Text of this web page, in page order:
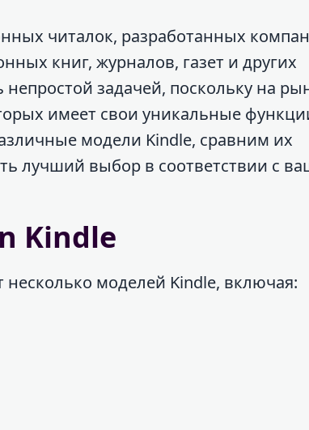
читалок, разработанных
книг, журналов, газет и других
задачей, поскольку на
имеет свои уникальные
модели Kindle, сравним их
лучший выбор в соответствии с
Kindle
несколько моделей Kindle, включая: